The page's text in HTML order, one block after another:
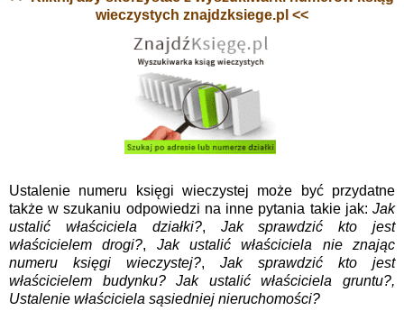
wieczystych znajdzksiege.pl <<
Ustalenie numeru księgi wieczystej może być przydatne
także w szukaniu odpowiedzi na inne pytania takie jak: Jak
ustalić właściciela działki?, Jak sprawdzić kto jest
właścicielem drogi?, Jak ustalić właściciela nie znając
numeru księgi wieczystej?, Jak sprawdzić kto jest
właścicielem budynku? Jak ustalić właściciela gruntu?,
Ustalenie właściciela sąsiedniej nieruchomości?